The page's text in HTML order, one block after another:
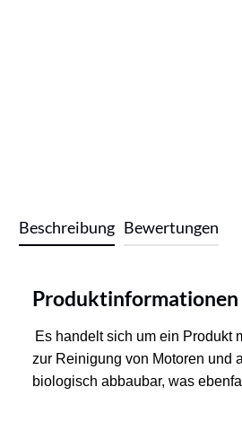
Beschreibung Bewertungen
Es handelt sich um ein Produkt
zur Reinigung von Motoren und
biologisch abbaubar, was